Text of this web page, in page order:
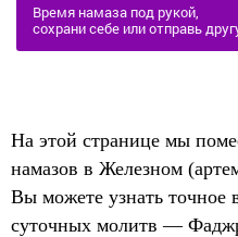
Время намаза под рукой,
сохрани себе или отправь
На этой странице мы
намазов в Железном
Вы можете узнать точное
суточных молитв —